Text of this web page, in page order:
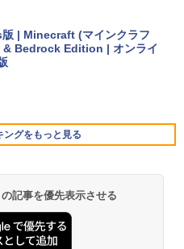
ル Core 5
SSD 512GB/ホワイト) FM
| Minecraft (マインクラフ
& Bedrock Edition | オンライ
グをもっと見る
ポート公式テキスト 第４版
Paperwhite (16GB) 7イ
プレイ、色調調節ライト、12
ッテリー、広告なし、ブラッ
記事を優先表示させる